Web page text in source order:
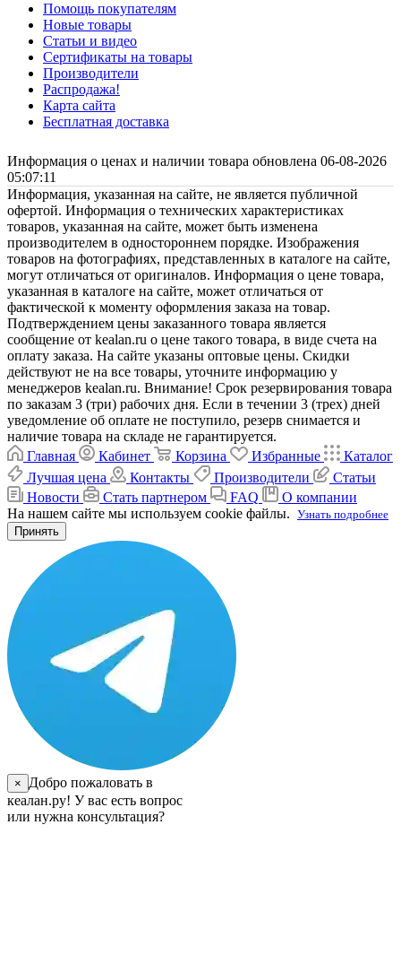
Помощь покупателям
Новые товары
Статьи и видео
Сертификаты на товары
Производители
Распродажа!
Карта сайта
Бесплатная доставка
Информация о ценах и наличии товара обновлена 06-08-2026
05:07:11
Информация, указанная на сайте, не является публичной
офертой. Информация о технических характеристиках
товаров, указанная на сайте, может быть изменена
производителем в одностороннем порядке. Изображения
товаров на фотографиях, представленных в каталоге на сайте,
могут отличаться от оригиналов. Информация о цене товара,
указанная в каталоге на сайте, может отличаться от
фактической к моменту оформления заказа на товар.
Подтверждением цены заказанного товара является
сообщение от kealan.ru о цене такого товара, в виде счета на
оплату заказа. На сайте указаны оптовые цены. Скидки
действуют не на все товары, уточните информацию у
менеджеров kealan.ru. Внимание! Срок резервирования товара
по заказам 3 (три) рабочих дня. Если в течении 3 (трех) дней
уведомление об оплате не поступило, резерв снимается и
наличие товара на складе не гарантируется.
Главная
Кабинет Корзина Избранные
Каталог
Лучшая цена
Контакты Производители
Статьи
Новости
Стать партнером FAQ
О компании
На нашем сайте мы используем cookie файлы. Узнать подробнее
Принять
×
Добро пожаловать в
кеалан.ру! У вас есть вопрос
или нужна консультация?